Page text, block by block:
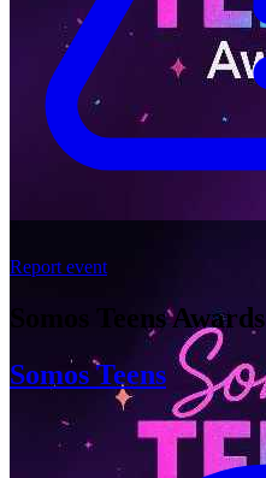
Report event
Somos Teens Awards
Somos Teens